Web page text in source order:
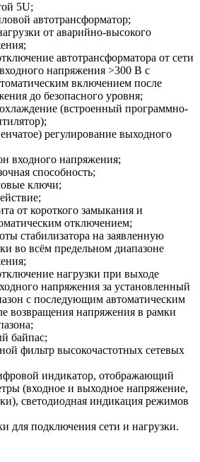
5U;
автотрансформатор;
от аварийно-высокого
автотрансформатора от сети
напряжения >300 В с
включением после
до безопасного уровня;
(встроенный программно-
регулирование выходного
входного напряжения;
способность;
ключи;
от короткого замыкания и
отключением;
стабилизатора на заявленную
во всём предельном диапазоне
нагрузки при выходе
напряжения за установленный
с последующим автоматическим
возвращения напряжения в рамки
байпас;
фильтр высокочастотных сетевых
индикатор, отображающий
(входное и выходное напряжение,
светодиодная индикация режимов
для подключения сети и нагрузки.